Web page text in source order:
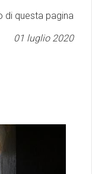
di questa pagina
01 luglio 2020